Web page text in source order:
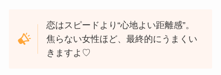
恋はスピードより“心地よい距離感”。
焦らない女性ほど、最終的にうまくい
きますよ♡